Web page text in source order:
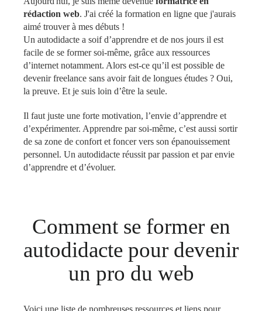
rédaction web. J'ai créé la formation en ligne que j'aurais
aimé trouver à mes débuts !
Un autodidacte a soif d’apprendre et de nos jours il est
facile de se former soi-même, grâce aux ressources
d’internet notamment. Alors est-ce qu’il est possible de
devenir freelance sans avoir fait de longues études ? Oui,
la preuve. Et je suis loin d’être la seule.
Il faut juste une forte motivation, l’envie d’apprendre et
d’expérimenter. Apprendre par soi-même, c’est aussi sortir
de sa zone de confort et foncer vers son épanouissement
personnel. Un autodidacte réussit par passion et par envie
d’apprendre et d’évoluer.
Comment se former en
autodidacte pour devenir
un pro du web
Voici une liste de nombreuses ressources et liens pour